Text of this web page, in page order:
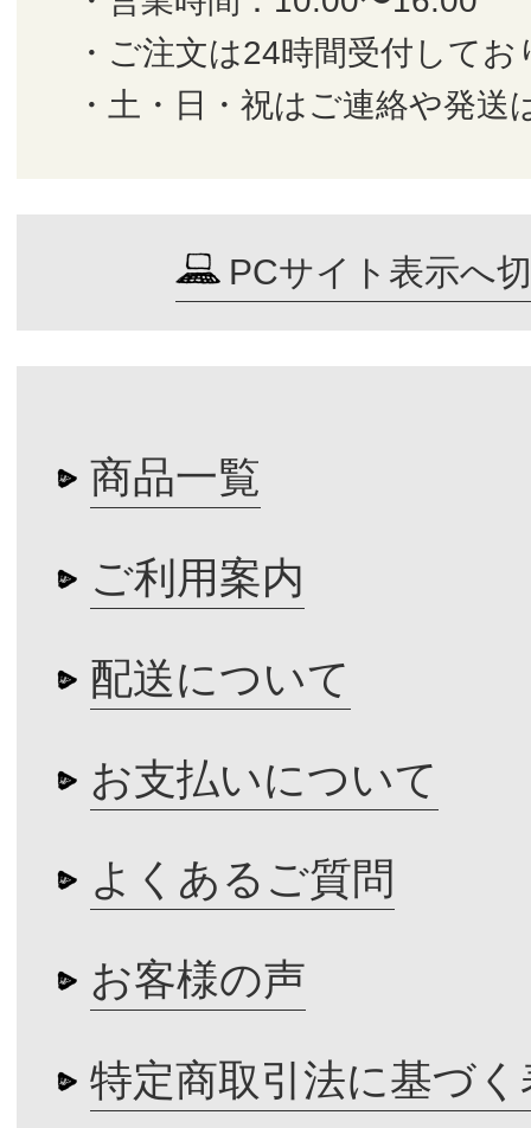
・ご注文は24時間受付してお
・土・日・祝はご連絡や発送
PCサイト表示へ
商品一覧
ご利用案内
配送について
お支払いについて
よくあるご質問
お客様の声
特定商取引法に基づく